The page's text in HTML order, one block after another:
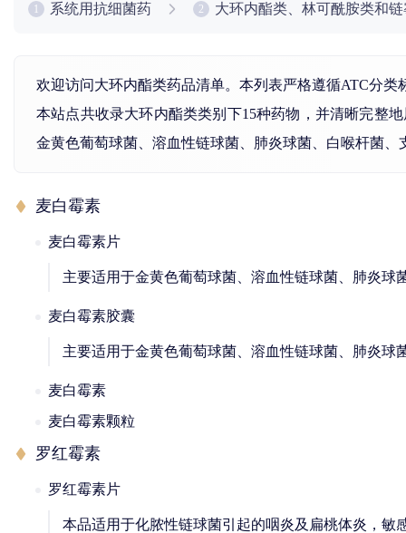
系统用抗细菌药 2 大环内酯类、林可酰胺类和
欢迎访问大环内酯类药品清单。本列表严格遵循ATC分
本站点共收录大环内酯类类别下15种药物，并清晰完整
金黄色葡萄球菌、溶血性链球菌、肺炎球菌、白喉杆菌
麦白霉素
麦白霉素片
主要适用于金黄色葡萄球菌、溶血性链球菌、肺炎
麦白霉素胶囊
主要适用于金黄色葡萄球菌、溶血性链球菌、肺炎
麦白霉素
麦白霉素颗粒
罗红霉素
罗红霉素片
本品适用于化脓性链球菌引起的咽炎及扁桃体炎，